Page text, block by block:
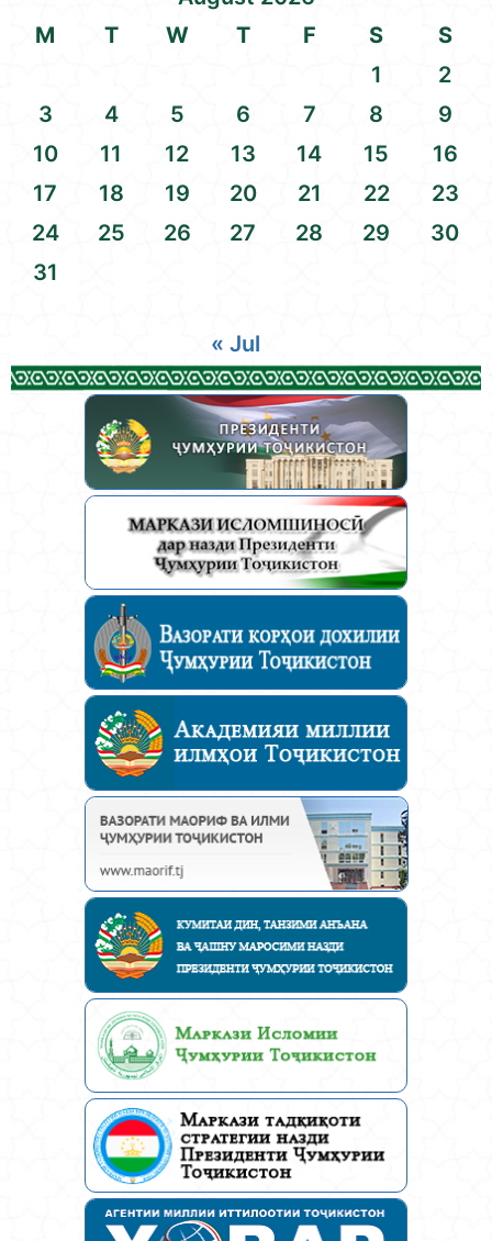
M
T W T F S
S
1
2
3
4 5 6 7 8
9
10
11 12 13 14 15
16
17
18 19 20 21 22
23
24
25 26 27 28 29
30
31
« Jul